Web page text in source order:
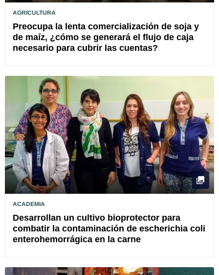
AGRICULTURA
Preocupa la lenta comercialización de soja y
de maíz, ¿cómo se generará el flujo de caja
necesario para cubrir las cuentas?
ACADEMIA
Desarrollan un cultivo bioprotector para
combatir la contaminación de escherichia coli
enterohemorrágica en la carne